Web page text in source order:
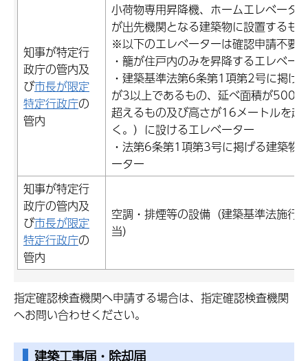
知事が特定行
政庁の管内及
び市長が限定
特定行政庁の
管内
小荷物専用昇降機、ホームエレベータ
が出先機関となる建築物に設置するも
※以下のエレベーターは確認申請不要
・籠が住戸内のみを昇降するエレベー
・建築基準法第6条第1項第2号に掲げ
が3以上であるもの、延べ面積が500
超えるもの及び高さが16メートルを超
く。）に設けるエレベーター
・法第6条第1項第3号に掲げる建築物
ーター
知事が特定行
政庁の管内及
び市長が限定
特定行政庁の
管内
空調・排煙等の設備（建築基準法施行
当）
指定確認検査機関へ申請する場合は、指定確認検査機関
へお問い合わせください。
建築工事届・除却届